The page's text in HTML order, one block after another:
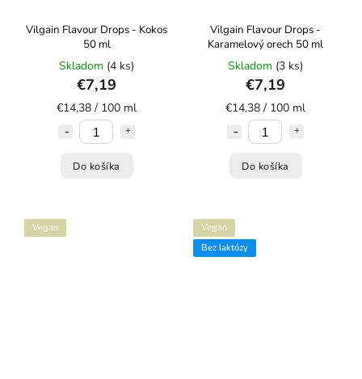
Vilgain Flavour Drops - Kokos
50 ml
Skladom (4 ks)
€7,19
€14,38 / 100 ml
Do košíka
Vilgain Flavour Drops -
Karamelový orech 50 ml
Skladom (3 ks)
€7,19
€14,38 / 100 ml
Do košíka
Vegan
Vegan
Bez laktózy